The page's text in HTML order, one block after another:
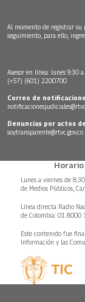
Al momento de registrar su
seguimiento, para ello,
Asesor en línea: lunes 9:30
(+57) (601) 2200700
Correo de
Denuncias por actos
soytransparente@rtvc.gov.co
Lunes a viernes de
de Medios Públicos,
Línea directa Radio
de Colombia: 01 8000
Este contenido fue
Información y las